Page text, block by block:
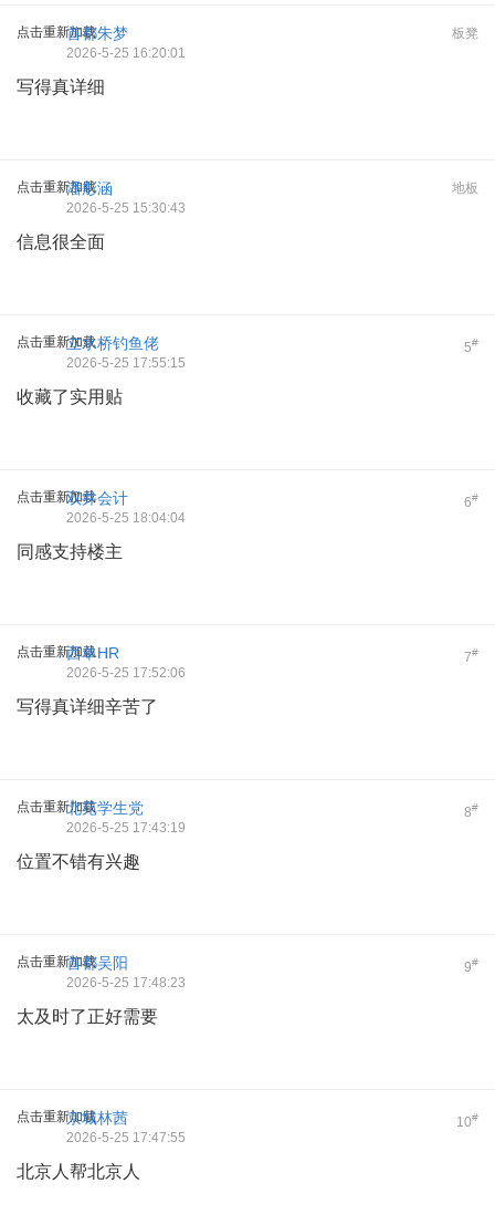
点击重新加载 板凳
首都朱梦
2026-5-25 16:20:01
写得真详细
点击重新加载 地板
潘彤涵
2026-5-25 15:30:43
信息很全面
点击重新加载 5#
立水桥钓鱼佬
2026-5-25 17:55:15
收藏了实用贴
点击重新加载 6#
双井会计
2026-5-25 18:04:04
同感支持楼主
点击重新加载 7#
西单HR
2026-5-25 17:52:06
写得真详细辛苦了
点击重新加载 8#
北苑学生党
2026-5-25 17:43:19
位置不错有兴趣
点击重新加载 9#
首都吴阳
2026-5-25 17:48:23
太及时了正好需要
点击重新加载 10#
京城林茜
2026-5-25 17:47:55
北京人帮北京人